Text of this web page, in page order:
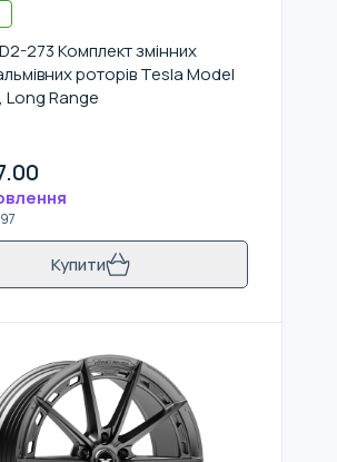
273 Комплект змінних
роторів Tesla Model
Long Range
Купити